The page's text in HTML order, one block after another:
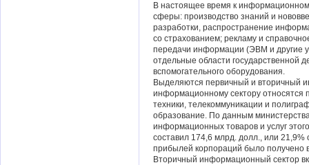
В настоящее время к
сферы: производство знаний и
разработки, распространение
со страхованием; рекламу и
передачи информации (ЭВМ и другие
отдельные области государственной
вспомогательного оборудования.
Выделяются первичный и вторичный
информационному сектору относятся
техники, телекоммуникации и
образование. По данным
информационных товаров и услуг
составил 174,6 млрд. долл., или
прибылей корпораций было получено
Вторичный информационный сектор